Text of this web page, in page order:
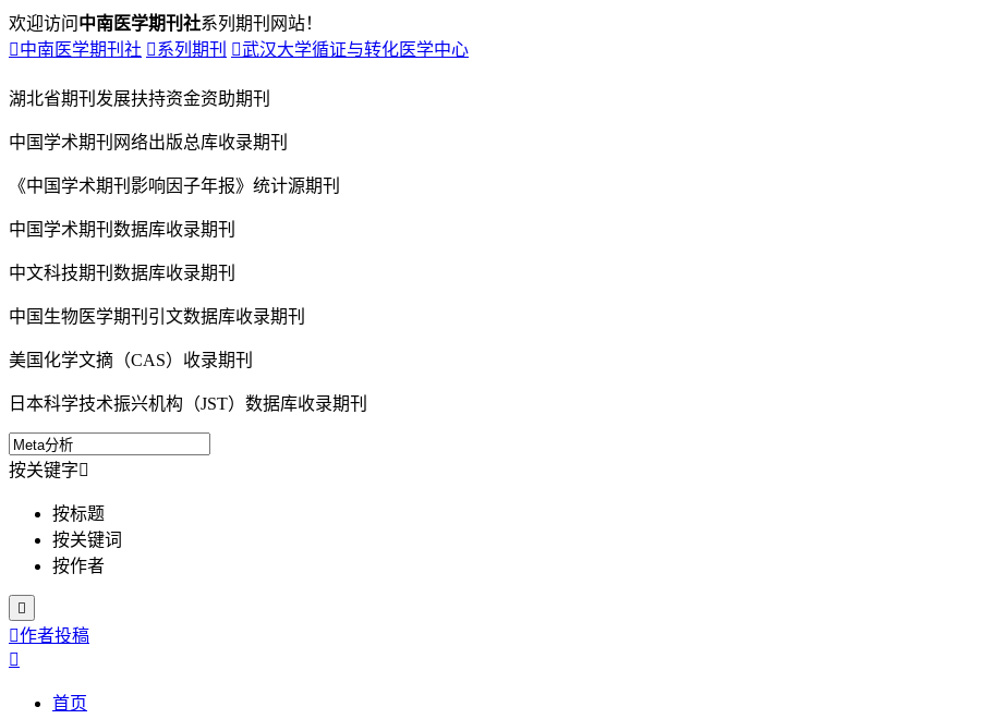
欢迎访问 中南医学期刊社系列期刊网站！
中南医学期刊社 系列期刊 武汉大学循证与转化医学中心
湖北省期刊发展扶持资金资助期刊
中国学术期刊网络出版总库收录期刊
《中国学术期刊影响因子年报》统计源期刊
中国学术期刊数据库收录期刊
中文科技期刊数据库收录期刊
中国生物医学期刊引文数据库收录期刊
美国化学文摘（CAS）收录期刊
日本科学技术振兴机构（JST）数据库收录期刊
按关键字
按标题
按关键词
按作者

作者投稿

首页